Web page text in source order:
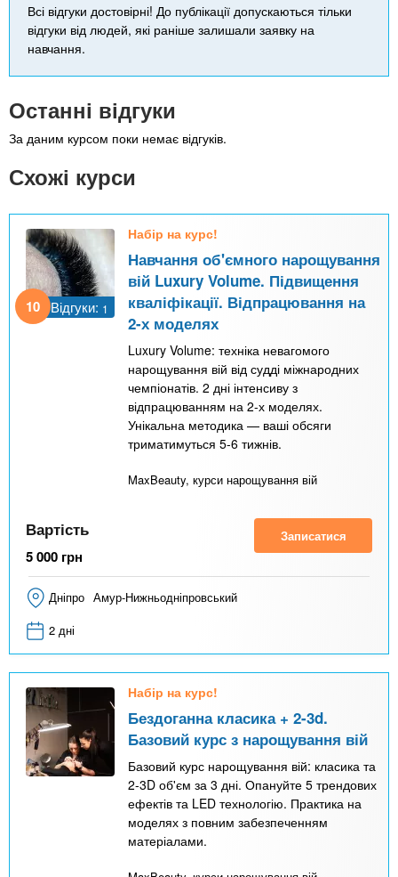
Всі відгуки достовірні! До публікації допускаються тільки
відгуки від людей, які раніше залишали заявку на
навчання.
Останні відгуки
За даним курсом поки немає відгуків.
Схожі курси
10 Відгуки: 1
Набір на курс!
Навчання об'ємного нарощування
вій Luxury Volume. Підвищення
кваліфікації. Відпрацювання на
2-х моделях
Luxury Volume: техніка невагомого
нарощування вій від судді міжнародних
чемпіонатів. 2 дні інтенсиву з
відпрацюванням на 2-х моделях.
Унікальна методика — ваші обсяги
триматимуться 5-6 тижнів.
MaxBeauty, курси нарощування вій
Вартість
5 000 грн
Записатися
Дніпро Амур-Нижньодніпровський
2 дні
Набір на курс!
Бездоганна класика + 2-3d.
Базовий курс з нарощування вій
Базовий курс нарощування вій: класика та
2-3D об'єм за 3 дні. Опануйте 5 трендових
ефектів та LED технологію. Практика на
моделях з повним забезпеченням
матеріалами.